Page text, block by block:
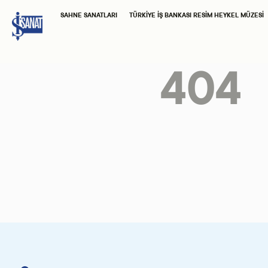
SAHNE SANATLARI TÜRKIYE İŞ BANKASI RESIM HEYKEL MÜZESI
404